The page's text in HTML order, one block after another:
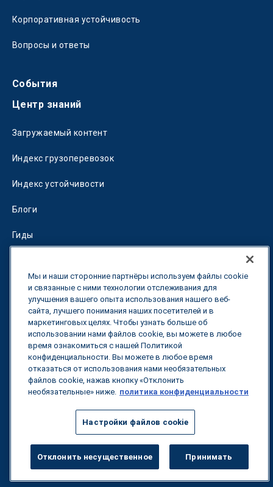
Корпоративная устойчивость
Вопросы и ответы
События
Центр знаний
Загружаемый контент
Индекс грузоперевозок
Индекс устойчивости
Блоги
Гиды
Калькулятор оптимизации перевозок
Тарифный трекер
Свяжитесь с нами
Все права защищены.
Политика
конфиденциальности
Мы и наши сторонние партнёры используем файлы cookie
и связанные с ними технологии отслеживания для
улучшения вашего опыта использования нашего веб-
сайта, лучшего понимания наших посетителей и в
маркетинговых целях. Чтобы узнать больше об
использовании нами файлов cookie, вы можете в любое
время ознакомиться с нашей Политикой
конфиденциальности. Вы можете в любое время
отказаться от использования нами необязательных
файлов cookie, нажав кнопку «Отклонить
необязательные» ниже. политика конфиденциальности
Настройки файлов cookie
Отклонить несущественное Принимать